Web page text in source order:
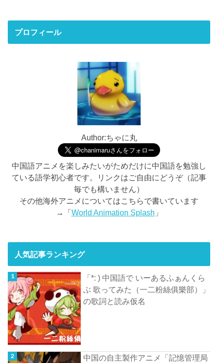
プロフィール
Author:ちゃに丸
中国語アニメを楽しみたいがためだけに中国語を勉強し
ている語学初心者です。リンクはご自由にどうぞ（記事
毎でも構いません）
その他海外アニメについてはこちらで書いています
→「World Animation Splash 」
人気記事ランキング
「*: ) 中国語で いーあるふぁんくら
ぶ 歌ってみた（一二粉絲俱樂部）」
の歌詞と読み仮名
中国の自主製作アニメ「記憶管理局